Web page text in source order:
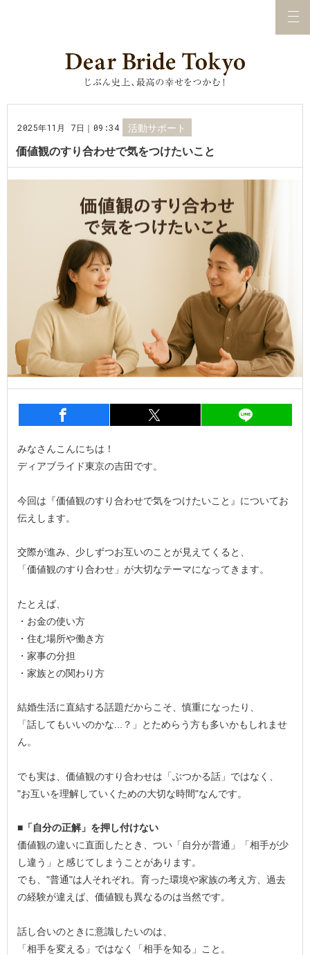
2025年11月 7日｜09:34 活動サポート
価値観のすり合わせで気をつけたいこと
シェア シェア
みなさんこんにちは！
ディアブライド東京の吉田です。
今回は『価値観のすり合わせで気をつけたいこと』についてお
伝えします。
交際が進み、少しずつお互いのことが見えてくると、
「価値観のすり合わせ」が大切なテーマになってきます。
たとえば、
・お金の使い方
・住む場所や働き方
・家事の分担
・家族との関わり方
結婚生活に直結する話題だからこそ、慎重になったり、
「話してもいいのかな...？」とためらう方も多いかもしれませ
ん。
でも実は、価値観のすり合わせは「ぶつかる話」ではなく、
"お互いを理解していくための大切な時間"なんです。
■「自分の正解」を押し付けない
価値観の違いに直面したとき、つい「自分が普通」「相手が少
し違う」と感じてしまうことがあります。
でも、"普通"は人それぞれ。育った環境や家族の考え方、過去
の経験が違えば、価値観も異なるのは当然です。
話し合いのときに意識したいのは、
「相手を変える」ではなく「相手を知る」こと。